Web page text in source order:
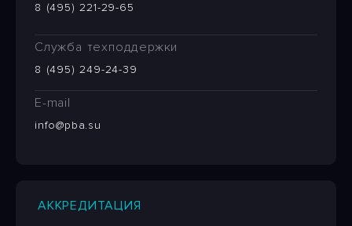
8 (495) 221-29-65
Служба техподдержки
8 (495) 249-24-39
E-mail
info@pba.su
АККРЕДИТАЦИЯ